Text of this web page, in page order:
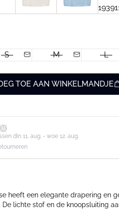
S M L
TOE AAN WINKELMANDJE
din 11. aug. - woe 12. aug.
heeft een elegante drapering en
De lichte stof en de knoopsluiting